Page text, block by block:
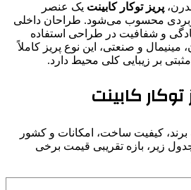
پریز توکار کابینت یک عنصر
محسوب می‌شود. طراحان داخلی
و شفافیت در طراحی استفاده
و صنعتی، این نوع پریز کاملاً
بر زیبایی کلی محیط دارد.
کابینت
برند، کیفیت ساخت، امکانات و کشور
زیر، بازه تقریبی قیمت برخی